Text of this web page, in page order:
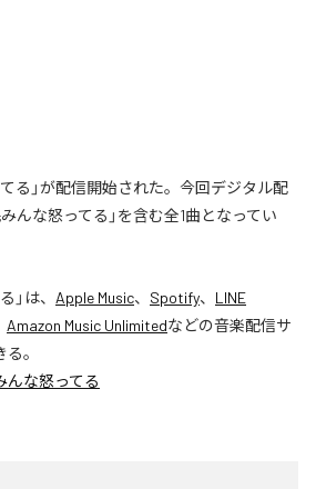
る」が配信開始された。今回デジタル配
んな怒ってる」を含む全1曲となってい
」は、 Apple Music、 Spotify、 LINE
Amazon Music Unlimitedなどの音楽配信サ
。
んな怒ってる